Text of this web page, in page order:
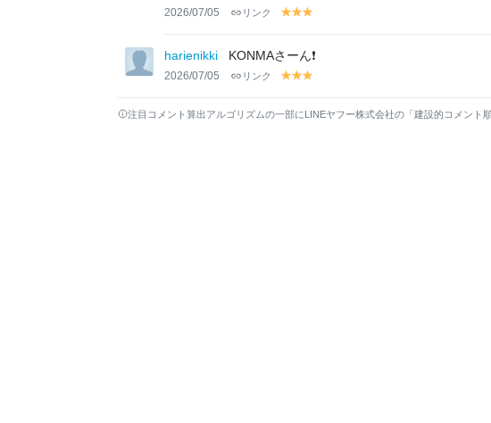
2026/07/05 リンク
y
lo
w
y
w
lo
w
harienikki KONMAさーん❗️
2026/07/05 リンク
y
lo
y
lolo
注目コメント算出アルゴリズムの一部にLINEヤフー株式会社の「建設的コメント